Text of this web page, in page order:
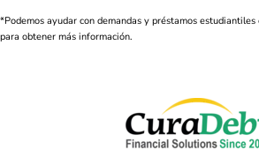
*Podemos ayudar con demandas y préstamos estudiantiles
para obtener más información.